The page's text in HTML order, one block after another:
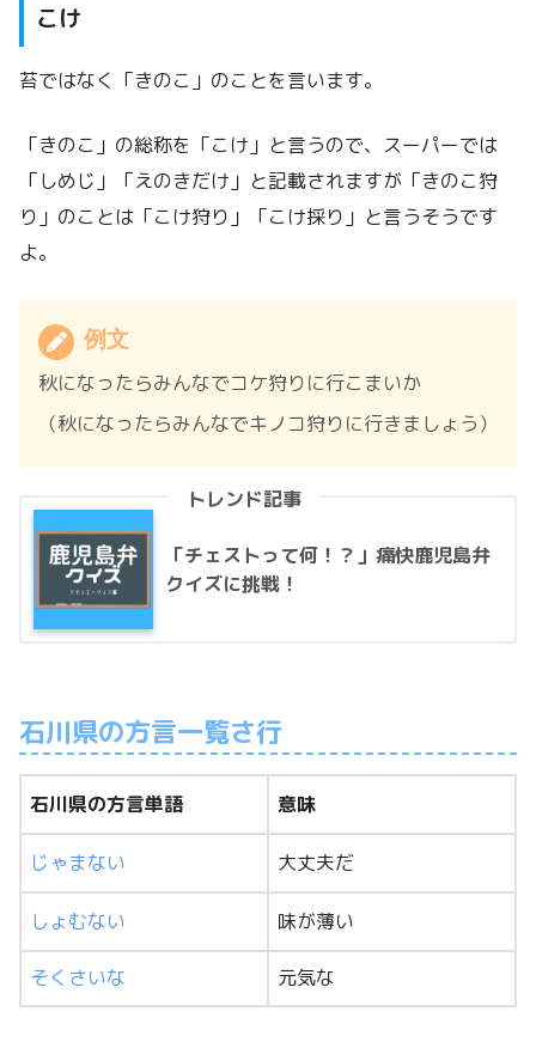
こけ
苔ではなく「きのこ」のことを言います。
「きのこ」の総称を「こけ」と言うので、スーパーでは
「しめじ」「えのきだけ」と記載されますが「きのこ狩
り」のことは「こけ狩り」「こけ採り」と言うそうです
よ。
例文
秋になったらみんなでコケ狩りに行こまいか
（秋になったらみんなでキノコ狩りに行きましょう）
トレンド記事
「チェストって何！？」痛快鹿児島弁
クイズに挑戦！
石川県の方言一覧さ行
石川県の方言単語 意味
じゃまない 大丈夫だ
しょむない 味が薄い
そくさいな 元気な